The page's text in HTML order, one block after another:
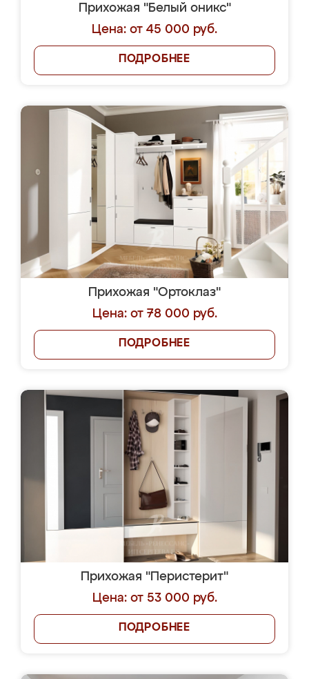
Прихожая "Белый оникс"
Цена: от 45 000 руб.
ПОДРОБНЕЕ
Прихожая "Ортоклаз"
Цена: от 78 000 руб.
ПОДРОБНЕЕ
Прихожая "Перистерит"
Цена: от 53 000 руб.
ПОДРОБНЕЕ